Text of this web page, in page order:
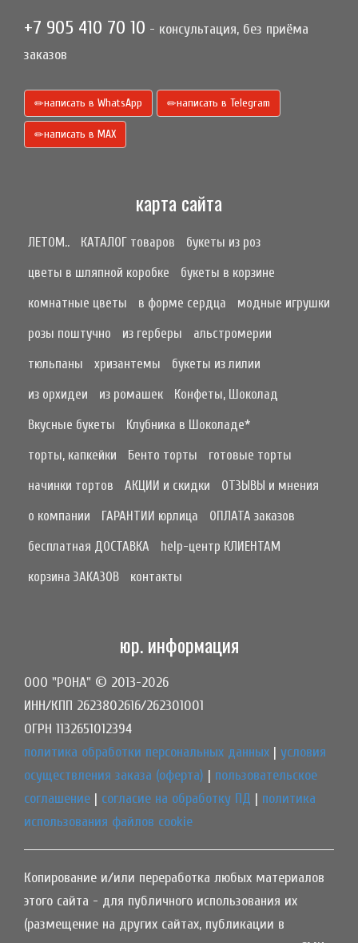
+7 905 410 70 10 - консультация, без приёма
заказов
написать в WhatsApp написать в Telegram
написать в МАХ
карта сайта
ЛЕТОМ.. КАТАЛОГ товаров
букеты из роз
цветы в шляпной коробке
букеты в корзине
комнатные цветы
в форме сердца
модные игрушки
розы поштучно
из герберы
альстромерии
тюльпаны
хризантемы
букеты из лилии
из орхидеи
из ромашек
Конфеты, Шоколад
Вкусные букеты
Клубника в Шоколаде*
торты, капкейки
Бенто торты
готовые торты
начинки тортов
АКЦИИ и скидки
ОТЗЫВЫ и мнения
о компании
ГАРАНТИИ юрлица
ОПЛАТА заказов
бесплатная ДОСТАВКА
help-центр КЛИЕНТАМ
корзина ЗАКАЗОВ
контакты
юр. информация
ООО "РОНА" © 2013-2026
ИНН/КПП 2623802616/262301001
ОГРН 1132651012394
политика обработки персональных данных | условия
осуществления заказа (оферта) | пользовательское
соглашение | согласие на обработку ПД | политика
использования файлов cookie
Копирование и/или переработка любых материалов
этого сайта - для публичного использования их
(размещение на других сайтах, публикации в